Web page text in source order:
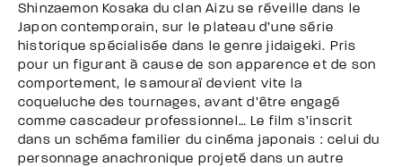
Shinzaemon Kosaka du clan Aizu se réveille dans le
Japon contemporain, sur le plateau d’une série
historique spécialisée dans le genre jidaigeki. Pris
pour un figurant à cause de son apparence et de son
comportement, le samouraï devient vite la
coqueluche des tournages, avant d’être engagé
comme cascadeur professionnel… Le film s’inscrit
dans un schéma familier du cinéma japonais : celui du
personnage anachronique projeté dans un autre